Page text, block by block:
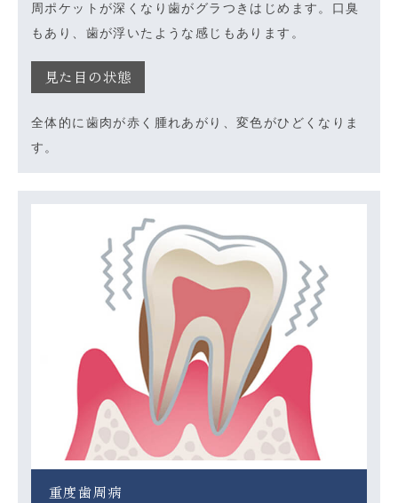
周ポケットが深くなり歯がグラつきはじめます。口臭
もあり、歯が浮いたような感じもあります。
見た目の状態
全体的に歯肉が赤く腫れあがり、変色がひどくなりま
す。
重度歯周病